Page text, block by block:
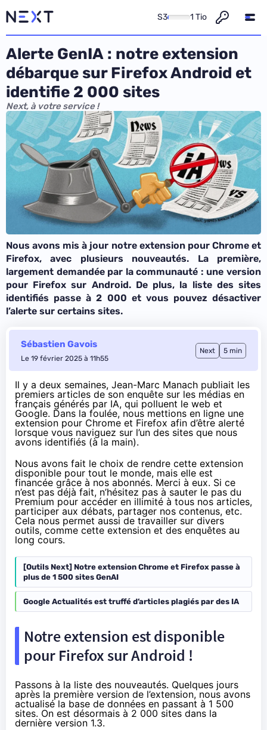
S3 1 Tio
Alerte GenIA : notre extension
débarque sur Firefox Android et
identifie 2 000 sites
Next, à votre service !
Nous avons mis à jour notre extension pour Chrome et
Firefox, avec plusieurs nouveautés. La première,
largement demandée par la communauté : une version
pour Firefox sur Android. De plus, la liste des sites
identifiés passe à 2 000 et vous pouvez désactiver
l’alerte sur certains sites.
Sébastien Gavois
Le 19 février 2025 à 11h55
Next 5 min
Il y a deux semaines, Jean-Marc Manach publiait les
premiers articles de son enquête sur les médias en
français générés par IA, qui polluent le web et
Google. Dans la foulée, nous mettions en ligne une
extension pour Chrome et Firefox afin d’être alerté
lorsque vous naviguez sur l’un des sites que nous
avons identifiés (à la main).
Nous avons fait le choix de rendre cette extension
disponible pour tout le monde, mais elle est
financée grâce à nos abonnés. Merci à eux. Si ce
n’est pas déjà fait, n’hésitez pas à sauter le pas du
Premium pour accéder en illimité à tous nos articles,
participer aux débats, partager nos contenus, etc.
Cela nous permet aussi de travailler sur divers
outils, comme cette extension et des enquêtes au
long cours.
[Outils Next] Notre extension Chrome et Firefox passe à
plus de 1 500 sites GenAI
Google Actualités est truffé d’articles plagiés par des IA
Notre extension est disponible
pour Firefox sur Android !
Passons à la liste des nouveautés. Quelques jours
après la première version de l’extension, nous avons
actualisé la base de données en passant à 1 500
sites. On est désormais à 2 000 sites dans la
dernière version 1.3.